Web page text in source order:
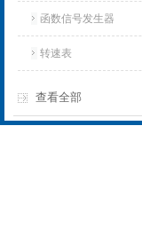
函数信号发生器
转速表
查看全部